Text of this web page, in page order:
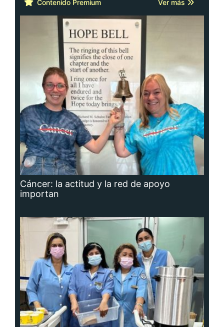
Contenido Premium Ver más
Cáncer: la actitud y la red de apoyo
importan